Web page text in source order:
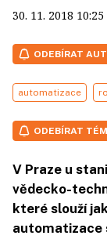
30. 11. 2018 10:25
ODEBÍRAT
automatizace
ODEBÍRAT
V Praze u
vědecko-
které slouží
automatizace